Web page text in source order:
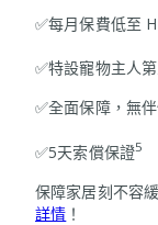
✅每月保費低至
✅特設寵物主人
✅全面保障，無
✅5天索償保證5
保障家居刻不容緩
詳情 ！